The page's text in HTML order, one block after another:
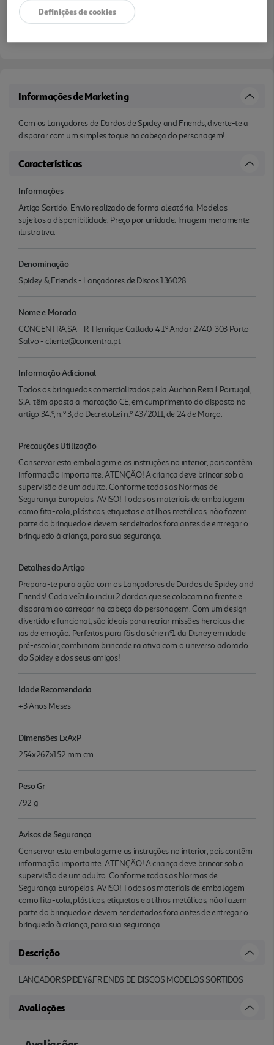
Disponibilidade na loja: Auchan Amadora
Informações de Marketing
Com os Lançadores de Dardos de Spidey and Friends, diverte-te a
disparar com um simples toque na cabeça do personagem!
Características
Informações
Artigo Sortido. Envio realizado de forma aleatória. Modelos
sujeitos a disponibilidade. Preço por unidade. Imagem meramente
ilustrativa.
Denominação
Spidey & Friends - Lançadores de Discos 136028
Nome e Morada
CONCENTRA,SA - R. Henrique Callado 4 1º Andar 2740-303 Porto
Salvo - cliente@concentra.pt
Informação Adicional
Todos os brinquedos comercializados pela Auchan Retail Portugal,
S.A. têm aposta a marcação CE, em cumprimento do disposto no
artigo 34.º, n.º 3, do DecretoLei n.º 43/2011, de 24 de Março.
Precauções Utilização
Conservar esta embalagem e as instruções no interior, pois contêm
informação importante. ATENÇÃO! A criança deve brincar sob a
supervisão de um adulto. Conforme todas as Normas de
Segurança Europeias. AVISO! Todos os materiais de embalagem
como fita-cola, plásticos, etiquetas e atilhos metálicos, não fazem
parte do brinquedo e devem ser deitados fora antes de entregar o
brinquedo à criança, para sua segurança.
Detalhes do Artigo
Prepara-te para ação com os Lançadores de Dardos de Spidey and
Friends! Cada veículo inclui 2 dardos que se colocam na frente e
disparam ao carregar na cabeça do personagem. Com um design
divertido e funcional, são ideais para recriar missões heroicas che
ias de emoção. Perfeitos para fãs da série nº1 da Disney em idade
pré-escolar, combinam brincadeira ativa com o universo adorado
do Spidey e dos seus amigos!
Idade Recomendada
+3 Anos Meses
Dimensões LxAxP
254x267x152 mm cm
Peso Gr
792 g
Avisos de Segurança
Conservar esta embalagem e as instruções no interior, pois contêm
informação importante. ATENÇÃO! A criança deve brincar sob a
supervisão de um adulto. Conforme todas as Normas de
Segurança Europeias. AVISO! Todos os materiais de embalagem
como fita-cola, plásticos, etiquetas e atilhos metálicos, não fazem
parte do brinquedo e devem ser deitados fora antes de entregar o
brinquedo à criança, para sua segurança.
Descrição
LANÇADOR SPIDEY&FRIENDS DE DISCOS MODELOS SORTIDOS
Avaliações
Definições de cookies